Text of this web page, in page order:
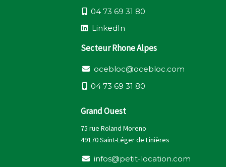
04 73 69 31 80
L inkedIn
Secteur Rhone Alpes
ocebloc@ocebloc.com
04 73 69 31 80
Grand Ouest
75 rue Roland Moreno
49170 Saint-Léger de Linières
infos@petit-location.com